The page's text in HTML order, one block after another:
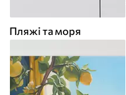
Пляжі та моря